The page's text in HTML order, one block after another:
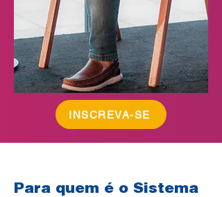
INSCREVA-SE
Para quem é o Sistema